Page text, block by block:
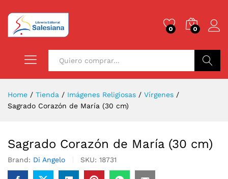
0 0
Home / Tienda / Imágenes Religiosas / Vírgenes /
Sagrado Corazón de María (30 cm)
Sagrado Corazón de María (30 cm)
Brand: Di Angelo SKU: 18731